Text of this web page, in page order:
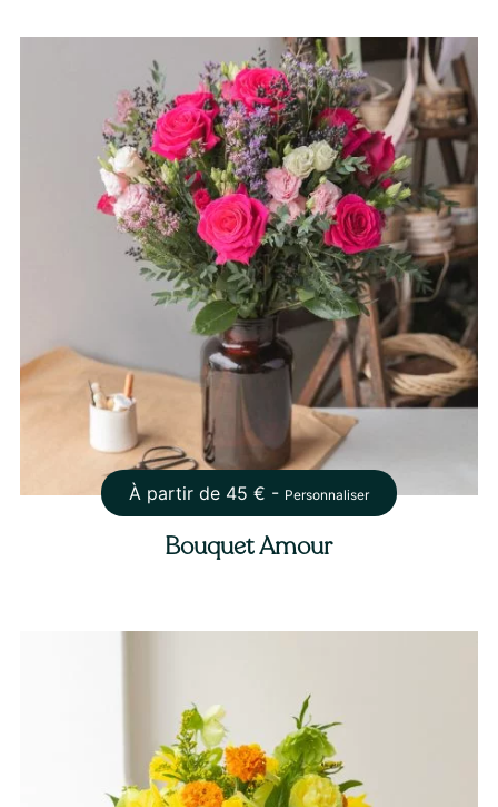
À partir de 45 € - Personnaliser
Bouquet Amour